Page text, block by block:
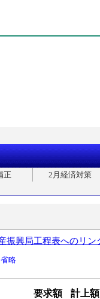
正
2月経済対策
興局工程表へのリン
略
要求額 計上額